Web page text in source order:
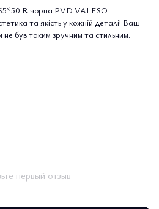
R чорна PVD VALESO
та якість у кожній деталі! Ваш
не був таким зручним та стильним.
первый отзыв